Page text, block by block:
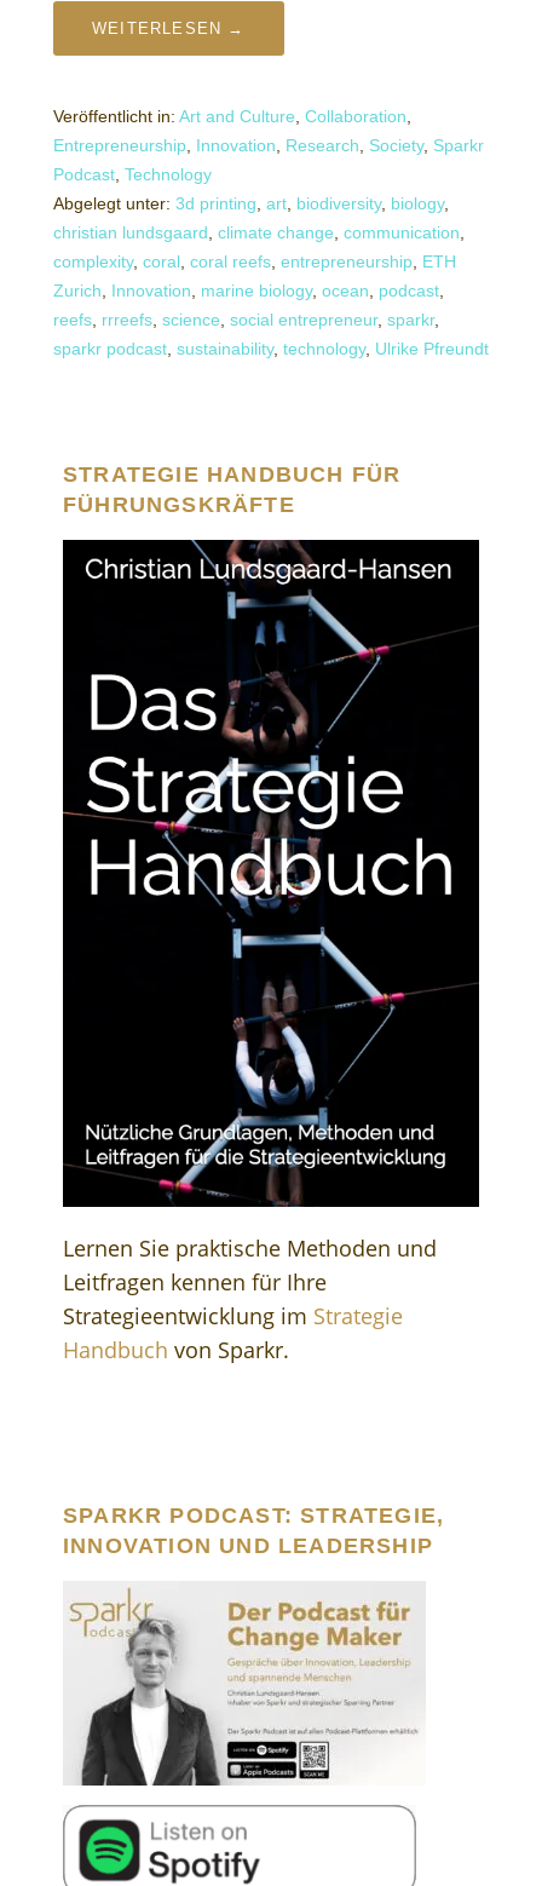
WEITERLESEN →
Veröffentlicht in: Art and Culture Collaboration
Entrepreneurship Innovation Research Society, Sparkr
Podcast Technology
Abgelegt unter: 3d printing art biodiversity, biology,
christian lundsgaard climate change communication
complexity, coral coral reefs entrepreneurship ETH
Zurich
Innovation marine biology, ocean podcast
reefs rrreefs science social entrepreneur, sparkr,
sparkr podcast sustainability, technology, Ulrike Pfreundt
STRATEGIE HANDBUCH FÜR
FÜHRUNGSKRÄFTE
Lernen Sie praktische Methoden und
Leitfragen kennen für Ihre
Strategieentwicklung im Strategie
Handbuch von Sparkr.
SPARKR PODCAST: STRATEGIE,
INNOVATION UND LEADERSHIP